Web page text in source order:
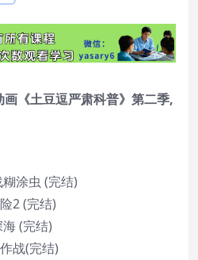
《土豆逗严肃科普》第二季,
涂虫 (完结)
2 (完结)
(完结)
战(完结)